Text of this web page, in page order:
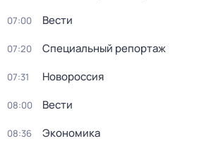
07:00 Вести
07:20 Специальный репортаж
07:31 Новороссия
08:00 Вести
08:36 Экономика